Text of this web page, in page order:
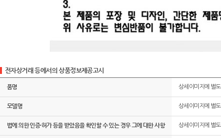
전자상거래 등에서의 상품정보제공고시
품명 상세이미지에 별
모델명 상세이미지에 별
법에 의한 인증·허가 등을 받았음을 확인할 수 있는 경우 그에 대한 사항 상세이미지에 별